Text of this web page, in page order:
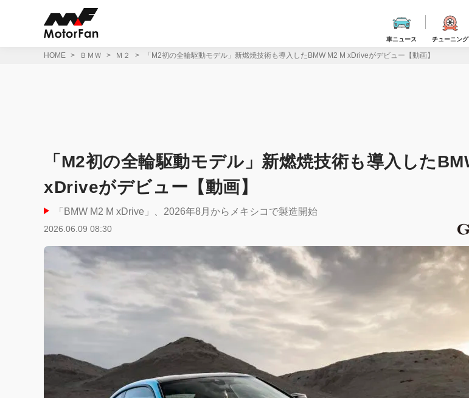
車ニュース チューニング
HOME ＢＭＷ Ｍ２ 「M2初の全輪駆動モデル」新燃焼技術も導入したBMW M2 M xDriveがデビュー【動画】
「M2初の全輪駆動モデル」新燃焼技術も導入した
xDriveがデビュー【動画】
「BMW M2 M xDrive」、2026年8月からメキシコで製造開始
2026.06.09 08:30